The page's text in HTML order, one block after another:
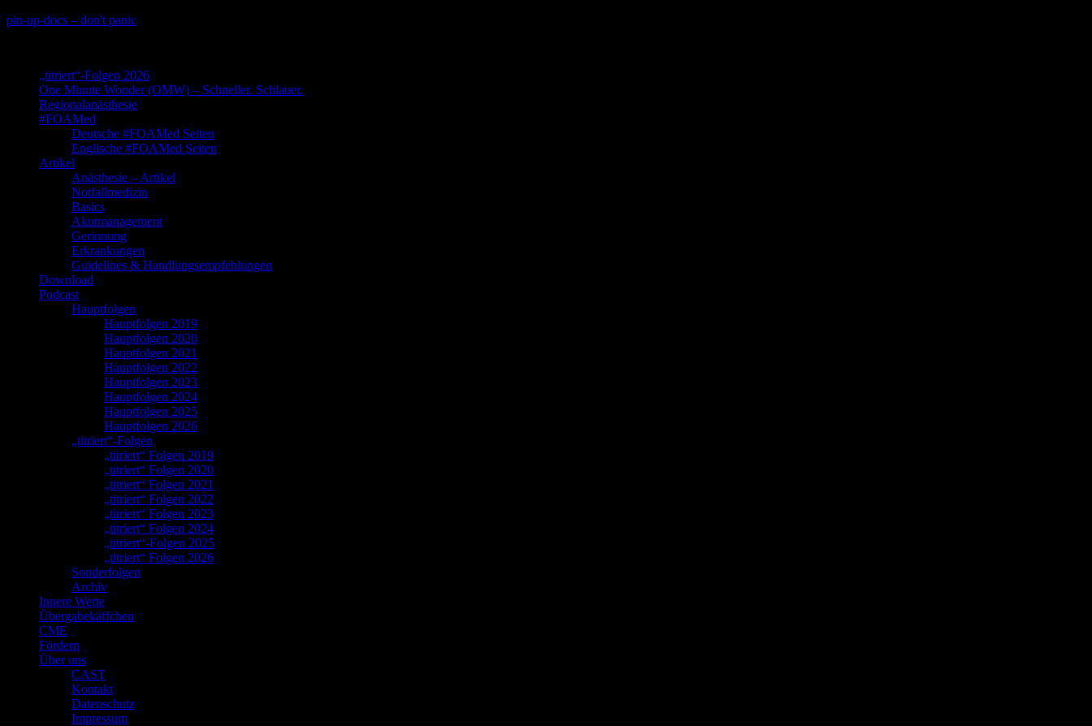
Skip
pin-up-docs – don't panic
„titriert“-Folgen 2026
One Minute Wonder (OMW) – Schneller. Schlauer.
Regionalanästhesie
#FOAMed
Deutsche #FOAMed Seiten
Englische #FOAMed Seiten
Artikel
Anästhesie – Artikel
Notfallmedizin
Basics
Akutmanagement
Gerinnung
Erkrankungen
Guidelines & Handlungsempfehlungen
Download
Podcast
Hauptfolgen
Hauptfolgen 2019
Hauptfolgen 2020
Hauptfolgen 2021
Hauptfolgen 2022
Hauptfolgen 2023
Hauptfolgen 2024
Hauptfolgen 2025
Hauptfolgen 2026
„titriert“-Folgen
„titriert“ Folgen 2019
„titriert“ Folgen 2020
„titriert“ Folgen 2021
„titriert“ Folgen 2022
„titriert“ Folgen 2023
„titriert“ Folgen 2024
„titriert“-Folgen 2025
„titriert“ Folgen 2026
Sonderfolgen
Archiv
Innere Werte
Übergabekäffchen
CME
Fördern
Über uns
CAST
Kontakt
Datenschutz
Impressum